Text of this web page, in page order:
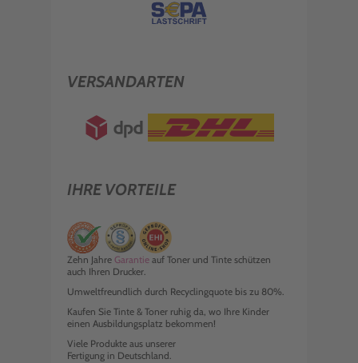
VERSANDARTEN
IHRE VORTEILE
Zehn Jahre Garantie auf Toner und Tinte schützen
auch Ihren Drucker.
Umweltfreundlich durch Recyclingquote bis zu 80%.
Kaufen Sie Tinte & Toner ruhig da, wo Ihre Kinder
einen Ausbildungsplatz bekommen!
Viele Produkte aus unserer
Fertigung in Deutschland.